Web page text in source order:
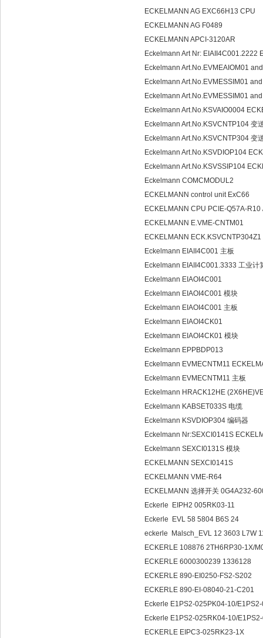
ECKELMANN AG EXC66H13 CPU
ECKELMANN AG F0489
ECKELMANN APCI-3120AR
Eckelmann Art Nr: EIAII4C001.2222
Eckelmann Art.No.EVMEAIOM01
Eckelmann Art.No.EVMESSIM01
Eckelmann Art.No.EVMESSIM01
Eckelmann Art.No.KSVAIO0004
Eckelmann Art.No.KSVCNTP104 变
Eckelmann Art.No.KSVCNTP304 变
Eckelmann Art.No.KSVDIOP104
Eckelmann Art.No.KSVSSIP104
Eckelmann COMCMODUL2
ECKELMANN control unit ExC66
ECKELMANN CPU PCIE-Q57A-
ECKELMANN E.VME-CNTM01
ECKELMANN ECK.KSVCNTP304Z1
Eckelmann EIAII4C001 主板
Eckelmann EIAII4C001.3333 工业计
Eckelmann EIAOI4C001
Eckelmann EIAOI4C001 模块
Eckelmann EIAOI4C001 主板
Eckelmann EIAOI4CK01
Eckelmann EIAOI4CK01 模块
Eckelmann EPPBDP013
Eckelmann EVMECNTM11
Eckelmann EVMECNTM11 主板
Eckelmann HRACK12HE
Eckelmann KABSET033S 电缆
Eckelmann KSVDIOP304 编码器
Eckelmann Nr:SEXCI0141S
Eckelmann SEXCI0131S 模块
ECKELMANN SEXCI0141S
ECKELMANN VME-R64
ECKELMANN 选择开关 0G4A232-
Eckerle EIPH2 005RK03-11
Eckerle EVL 58 5804 B6S 24
eckerle Malsch_EVL 12 3603 L7W
ECKERLE 108876 2TH6RP30-1X/
ECKERLE 6000300239 1336128
ECKERLE 890-EI0250-FS2-S202
ECKERLE 890-EI-08040-21-C201
Eckerle E1PS2-025PK04-10/
Eckerle E1PS2-025RK04-10/
ECKERLE EIPC3-025RK23-1X